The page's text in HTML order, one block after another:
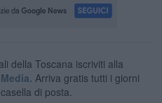
della Toscana iscriviti alla
Arriva gratis tutti i giorni
di posta.